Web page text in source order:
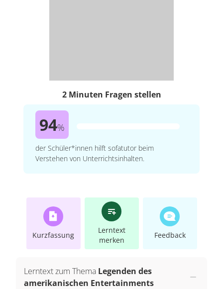
2 Minuten Fragen stellen
94%
der Schüler*innen hilft sofatutor beim
Verstehen von Unterrichtsinhalten.
Kurzfassung
Lerntext
merken
Feedback
Lerntext zum Thema Legenden des
amerikanischen Entertainments